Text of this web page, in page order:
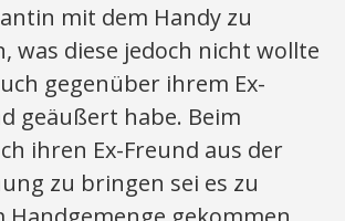
mit dem Handy zu
was diese jedoch nicht wollte
gegenüber ihrem Ex-
geäußert habe. Beim
ihren Ex-Freund aus der
zu bringen sei es zu